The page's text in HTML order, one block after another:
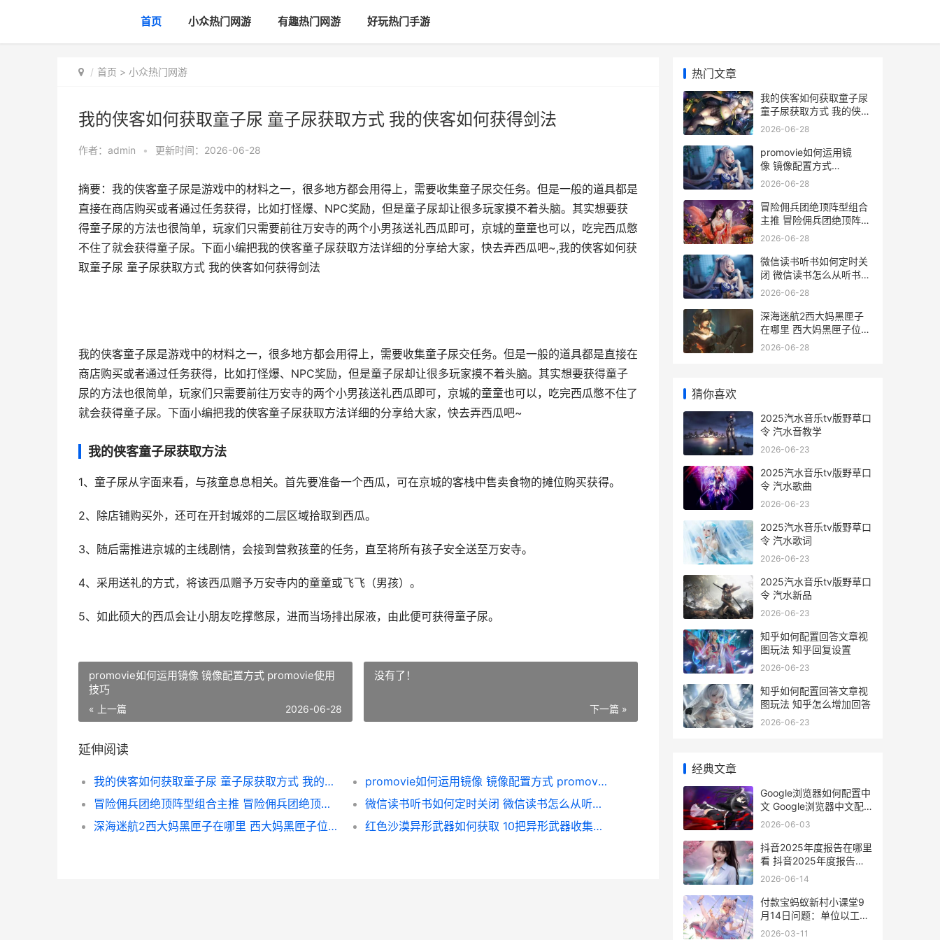
首页 小众热门网游 有趣热门网游 好玩热门手游
首页 > 小众热门网游
我的侠客如何获取童子尿 童子尿获取方式 我的侠客如何获得剑法
作者： admin • 更新时间：2026-06-28
摘要：我的侠客童子尿是游戏中的材料之一，很多地方都会用得上，需要收集童子尿交任务。但是一般的道具都是
直接在商店购买或者通过任务获得，比如打怪爆、NPC奖励，但是童子尿却让很多玩家摸不着头脑。其实想要获
得童子尿的方法也很简单，玩家们只需要前往万安寺的两个小男孩送礼西瓜即可，京城的童童也可以，吃完西瓜憋
不住了就会获得童子尿。下面小编把我的侠客童子尿获取方法详细的分享给大家，快去弄西瓜吧~,我的侠客如何获
取童子尿 童子尿获取方式 我的侠客如何获得剑法
我的侠客童子尿是游戏中的材料之一，很多地方都会用得上，需要收集童子尿交任务。但是一般的道具都是直接在
商店购买或者通过任务获得，比如打怪爆、NPC奖励，但是童子尿却让很多玩家摸不着头脑。其实想要获得童子
尿的方法也很简单，玩家们只需要前往万安寺的两个小男孩送礼西瓜即可，京城的童童也可以，吃完西瓜憋不住了
就会获得童子尿。下面小编把我的侠客童子尿获取方法详细的分享给大家，快去弄西瓜吧~
我的侠客童子尿获取方法
1、童子尿从字面来看，与孩童息息相关。首先要准备一个西瓜，可在京城的客栈中售卖食物的摊位购买获得。
2、除店铺购买外，还可在开封城郊的二层区域拾取到西瓜。
3、随后需推进京城的主线剧情，会接到营救孩童的任务，直至将所有孩子安全送至万安寺。
4、采用送礼的方式，将该西瓜赠予万安寺内的童童或飞飞（男孩）。
5、如此硕大的西瓜会让小朋友吃撑憋尿，进而当场排出尿液，由此便可获得童子尿。
promovie如何运用镜像 镜像配置方式 promovie使用
技巧
« 上一篇 2026-06-28
没有了！
下一篇 »
延伸阅读
我的侠客如何获取童子尿 童子尿获取方式 我的侠客如何获得剑法
promovie如何运用镜像 镜像配置方式 promovie使用技巧
冒险佣兵团绝顶阵型组合主推 冒险佣兵团绝顶阵型组合策略 冒险团 佣兵
微信读书听书如何定时关闭 微信读书怎么从听书切换到读
深海迷航2西大妈黑匣子在哪里 西大妈黑匣子位置策略 深海迷航2西大妈黑匣子位置攻略
红色沙漠异形武器如何获取 10把异形武器收集策略 红色沙漠异形武器
热门文章
我的侠客如何获取童子尿
童子尿获取方式 我的侠客
如何获得剑法
2026-06-28
promovie如何运用镜
像 镜像配置方式
promovie使用技巧
2026-06-28
冒险佣兵团绝顶阵型组合
主推 冒险佣兵团绝顶阵型
组合策略 冒险团 佣兵
2026-06-28
微信读书听书如何定时关
闭 微信读书怎么从听书切
换到读
2026-06-28
深海迷航2西大妈黑匣子
在哪里 西大妈黑匣子位置
策略 深海迷航2西大妈黑
2026-06-28
猜你喜欢
2025汽水音乐tv版野草口
令 汽水音教学
2026-06-23
2025汽水音乐tv版野草口
令 汽水歌曲
2026-06-23
2025汽水音乐tv版野草口
令 汽水歌词
2026-06-23
2025汽水音乐tv版野草口
令 汽水新品
2026-06-23
知乎如何配置回答文章视
图玩法 知乎回复设置
2026-06-23
知乎如何配置回答文章视
图玩法 知乎怎么增加回答
2026-06-23
经典文章
Google浏览器如何配置中
文 Google浏览器中文配
置方式 Google浏览器如
2026-06-03
抖音2025年度报告在哪里
看 抖音2025年度报告查
看流程 抖音2025年度报
2026-06-14
​付款宝蚂蚁新村小课堂9
月14日问题：单位以工作
太忙为由，不批年假员工
2026-03-11